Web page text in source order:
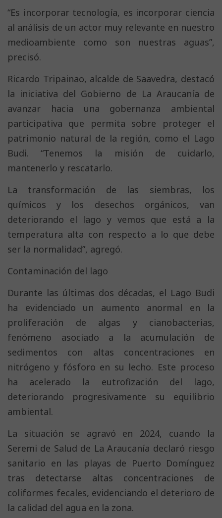
“Es incorporar tecnología, es incorporar ciencia
al análisis de un actor muy relevante en nuestro
medioambiente como son nuestras aguas”,
precisó.
Ricardo Tripainao, alcalde de Saavedra, destacó
la iniciativa del Gobierno de La Araucanía de
avanzar hacia una gobernanza ambiental
participativa que permita sobre proteger el
patrimonio natural de la región, como el Lago
Budi. “Tenemos la misión de cuidarlo,
mantenerlo y rescatarlo.
La transformación de las siembras, los
químicos y los desechos orgánicos, van
deteriorando el lago y vemos que está a la
temperatura alta con respecto a lo que debe
ser la normalidad”, agregó.
Contaminación del lago
Durante las últimas dos décadas, el Lago Budi
ha evidenciado un aumento anormal en la
proliferación de algas y cianobacterias,
fenómeno asociado a la acumulación de
sedimentos con altas concentraciones en
nitrógeno y fósforo en su lecho. Este proceso
ha acelerado la eutrofización del lago,
deteriorando progresivamente su equilibrio
ambiental.
La situación se agravó en 2024, cuando la
Seremi de Salud de La Araucanía declaró riesgo
sanitario en las playas de Puerto Domínguez
tras detectarse altas concentraciones de
coliformes fecales, evidenciando el deterioro de
la calidad del agua en la zona.